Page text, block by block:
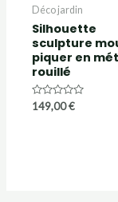
Déco jardin
Silhouette
sculpture
piquer en
rouillé
Note
0
149,00€